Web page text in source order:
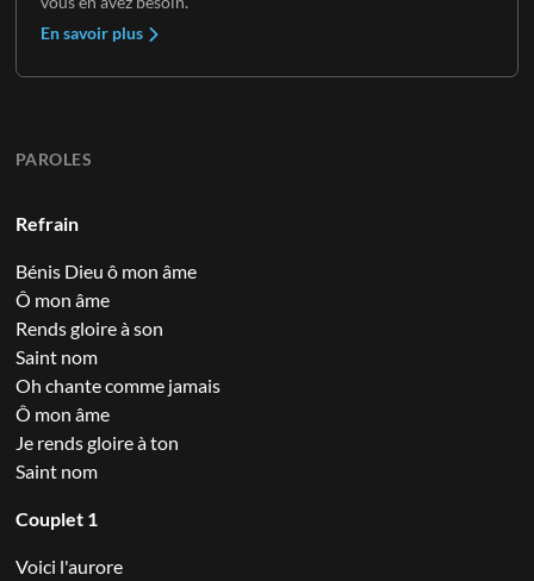
En savoir plus
PAROLES
Refrain
Bénis Dieu ô mon âme
Ô mon âme
Rends gloire à son
Saint nom
Oh chante comme jamais
Ô mon âme
Je rends gloire à ton
Saint nom
Couplet 1
Voici l'aurore